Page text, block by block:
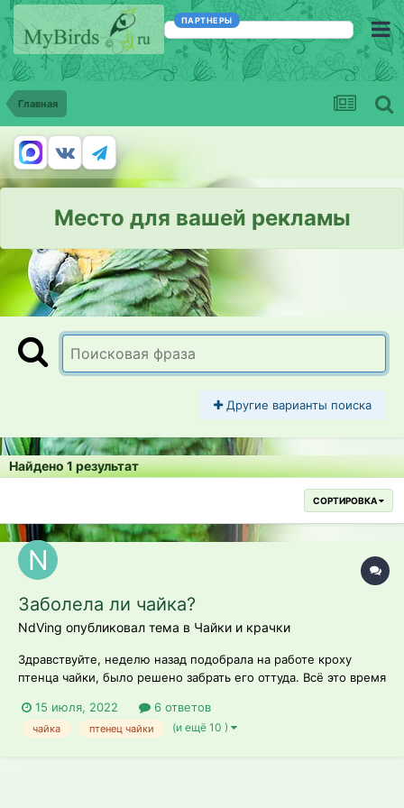
ПАРТНЕРЫ
Главная
Место для вашей рекламы
Другие варианты поиска
Найдено 1 результат
СОРТИРОВКА
Заболела ли чайка?
NdVing опубликовал тема в Чайки и крачки
Здравствуйте, неделю назад подобрала на работе кроху
птенца чайки, было решено забрать его оттуда. Всё это время
креветками, варёными яйцами, пару раз дали мелкую
говядину и разок кошачий корм для котят. Два дня назад
15 июля, 2022 6 ответов
чайка птенец чайки (и ещё 10 )